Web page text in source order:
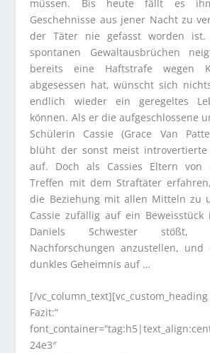
müssen. Bis heute fällt es
Geschehnisse aus jener Nacht zu
der Täter nie gefasst worden
spontanen Gewaltausbrüchen
bereits eine Haftstrafe wegen
abgesessen hat, wünscht sich
endlich wieder ein geregeltes
können. Als er die aufgeschlossene
Schülerin Cassie (Grace Van
blüht der sonst meist
auf. Doch als Cassies Eltern von
Treffen mit dem Straftäter
die Beziehung mit allen Mitteln zu
Cassie zufällig auf ein
Daniels Schwester stößt,
Nachforschungen anzustellen,
dunkles Geheimnis auf …
[/vc_column_text][vc_custom_heading
Fazit:“
24e3″